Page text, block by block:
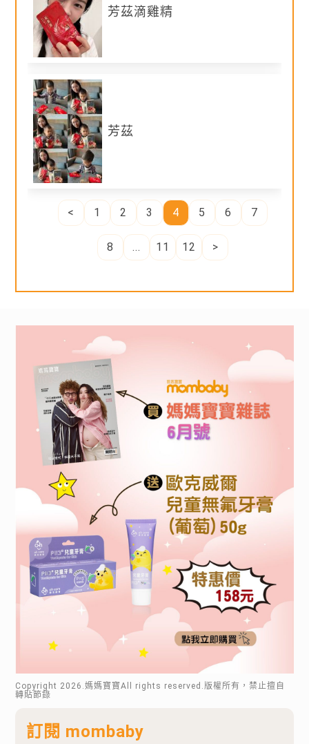
芳茲滴雞精
最佳滴煉風味
▪︎ AI 智能大數據飼養， 專業營養師與獸醫團隊
監控，確保雞隻健康
▪︎ 與知名老牌波蜜團隊共同研發製造，採用蒸氣
▪︎ 低鈉、0 膽固醇與 0 脂肪，只留營養無負擔
鍵
▪︎ 高純度精華─總支鏈胺基酸、蛋白質、膠原蛋
國內外獎項肯定
▪︎ 業界唯一國內外七殊榮：Monde Selection
世界品質大賞金獎、國際 A.A. 無添加三星驗證、
SNQ國家品質標章、銀髮友善標章、品牌金舶
獎、癌友友善標章、金孕獎。
▪︎ 芳茲滴雞精通過國內多項 SGS 驗證
▪︎ 百位專業營養師推薦，營養含量滿意度達
保存/飲用方式
▪︎ 常溫保存兩年。撕開直接飲用或隔水加熱，早
晨空腹飲用效果最佳，一日飲用不超過 2 包。
相關連結
芳茲官網 芳茲FB官方
號註冊，中選後一律以會員帳號email作通知
（勿使用FB帳號作註冊以免收不到通知信）。
※會員姓名請填寫「中文姓名」，以免造成郵差
或管理員投遞困擾。
填寫未清楚，則視同自願放棄中選機會。
加入媽媽寶寶會員後，即有個資法保障，敬請放
心填寫。
公布入選： 2024/9/18~2024/9/26
本波活動將分兩批次公布入選
之聯絡及寄送資料以會員註冊登錄之資料為主。
（恕不接受臨時更改，報名前敬請確認）
體驗期間：2024/9/19~2024/10/4
初稿提供時間：2024/9/23~2024/10/5(以通知
信為主)
請於心得繳交規定時間前，先以word提供圖
+文，不可先公開
心得回填曝光：2024/10/9~2024/10/15前
審文後會主動EMAIL通知，再請回覆至媽媽寶寶
官網試用大隊內。
※填寫完滿意度問卷+分享體驗心得至社群
(FB/IG)，即可 抽「燕窩美妍飲28ml/2入」共10
(滿意度問卷將於體驗者提供初稿時由媽媽寶寶活
動小組以信件回覆提供)
※11/1公布得獎名單：
鄭◯玲、許◯云、施◯妤、柯◯鐶、紀◯彤、黃
◯玄、黃◯瑜、蔡◯君、廖◯婷、施◯君（排序
依抽出順序）
芳茲滴雞精
芳茲
< 1 2 3 4 5 6 7
8 ... 11 12 >
Copyright 2026 .媽媽寶寶All rights reserved.版權所有，禁止擅自
轉貼節錄
訂閱 mombaby